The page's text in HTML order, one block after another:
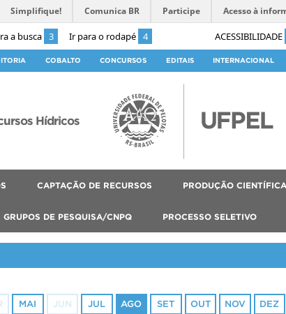
a busca 3 Ir para o rodapé 4 ACESSIBILIDADE
Simplifique! Comunica BR Participe Acesso à
COBALTO CONCURSOS EDITAIS INTERNACIONAL
Hídricos
CAPTAÇÃO DE RECURSOS PRODUÇÃO CIENTÍFICA
GRUPOS DE PESQUISA/CNPQ PROCESSO SELETIVO
MAI JUN JUL AGO SET OUT NOV DEZ